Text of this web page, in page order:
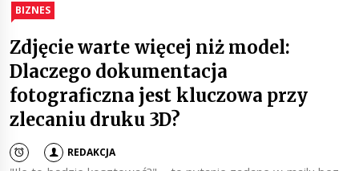
BIZNES
Zdjęcie warte więcej niż model:
Dlaczego dokumentacja
fotograficzna jest kluczowa przy
zlecaniu druku 3D?
REDAKCJA